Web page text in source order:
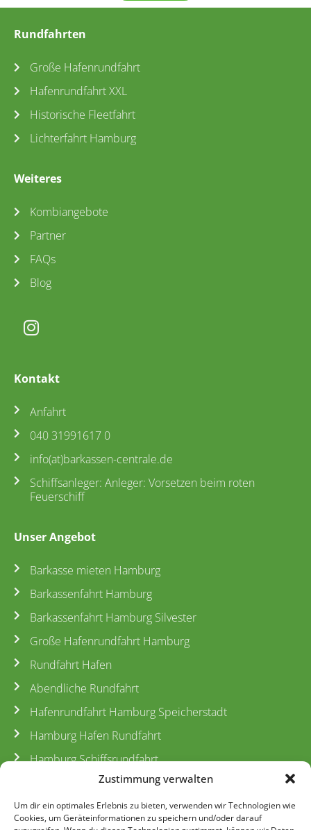
Zustimmung verwalten
Um dir ein optimales Erlebnis zu bieten, verwenden wir Technologien wie
Cookies, um Geräteinformationen zu speichern und/oder darauf
Rundfahrten
Große Hafenrundfahrt
Hafenrundfahrt XXL
Historische Fleetfahrt
Lichterfahrt Hamburg
Weiteres
Kombiangebote
Partner
FAQs
Blog
Kontakt
Anfahrt
040 31991617 0
info(at)barkassen-centrale.de
Schiffsanleger: Anleger: Vorsetzen beim roten
Feuerschiff
Unser Angebot
Barkasse mieten Hamburg
Barkassenfahrt Hamburg
Barkassenfahrt Hamburg Silvester
Große Hafenrundfahrt Hamburg
Rundfahrt Hafen
Abendliche Rundfahrt
Hafenrundfahrt Hamburg Speicherstadt
Hamburg Hafen Rundfahrt
Hamburg Schiffsrundfahrt
Barkassenfahrt Hamburg Hafengeburtstag
Fleetfahrt Hamburg